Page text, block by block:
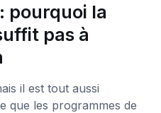
pourquoi la
pas à
il est tout aussi
que les programmes de